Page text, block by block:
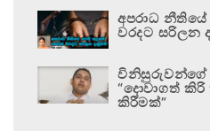
අපරාධ
වරදට සරිලන
විනිසුරුවන්ගේ
“දොවාගත්
කිරීමක්”